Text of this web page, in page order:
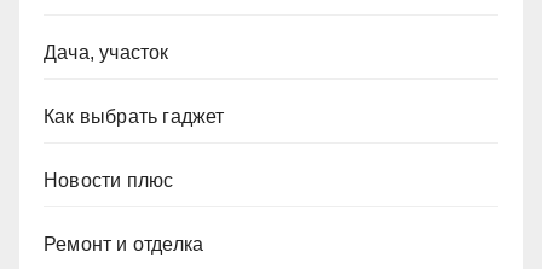
Дача, участок
Как выбрать гаджет
Новости плюс
Ремонт и отделка